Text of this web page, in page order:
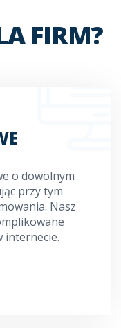
FIRM?
o dowolnym
przy tym
Nasz
internecie.